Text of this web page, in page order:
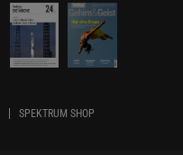
SPEKTRUM SHOP